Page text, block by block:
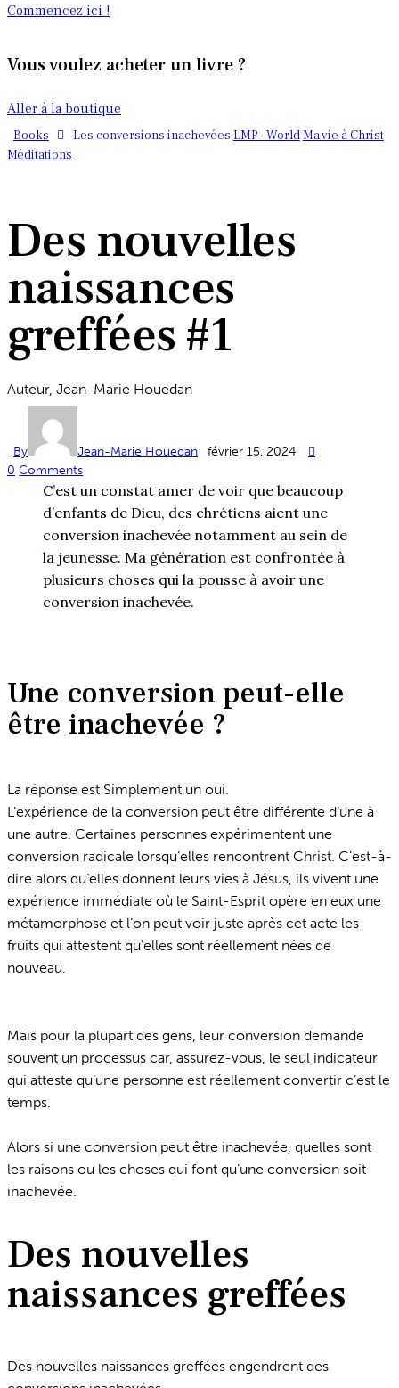
Commencez ici !
Vous voulez acheter un livre ?
Aller à la boutique
Books Les conversions inachevées LMP - World Ma vie à Christ
Méditations
Des nouvelles
naissances
greffées #1
Auteur, Jean-Marie Houedan
By Jean-Marie Houedan
février 15, 2024
0 Comments
C’est un constat amer de voir que beaucoup
d’enfants de Dieu, des chrétiens aient une
conversion inachevée notamment au sein de
la jeunesse. Ma génération est confrontée à
plusieurs choses qui la pousse à avoir une
conversion inachevée.
Une conversion peut-elle
être inachevée ?
La réponse est Simplement un oui.
L’expérience de la conversion peut être différente d’une à
une autre. Certaines personnes expérimentent une
conversion radicale lorsqu’elles rencontrent Christ. C’est-à-
dire alors qu’elles donnent leurs vies à Jésus, ils vivent une
expérience immédiate où le Saint-Esprit opère en eux une
métamorphose et l’on peut voir juste après cet acte les
fruits qui attestent qu’elles sont réellement nées de
nouveau.
Mais pour la plupart des gens, leur conversion demande
souvent un processus car, assurez-vous, le seul indicateur
qui atteste qu’une personne est réellement convertir c’est le
temps.
Alors si une conversion peut être inachevée, quelles sont
les raisons ou les choses qui font qu’une conversion soit
inachevée.
Des nouvelles
naissances greffées
Des nouvelles naissances greffées engendrent des